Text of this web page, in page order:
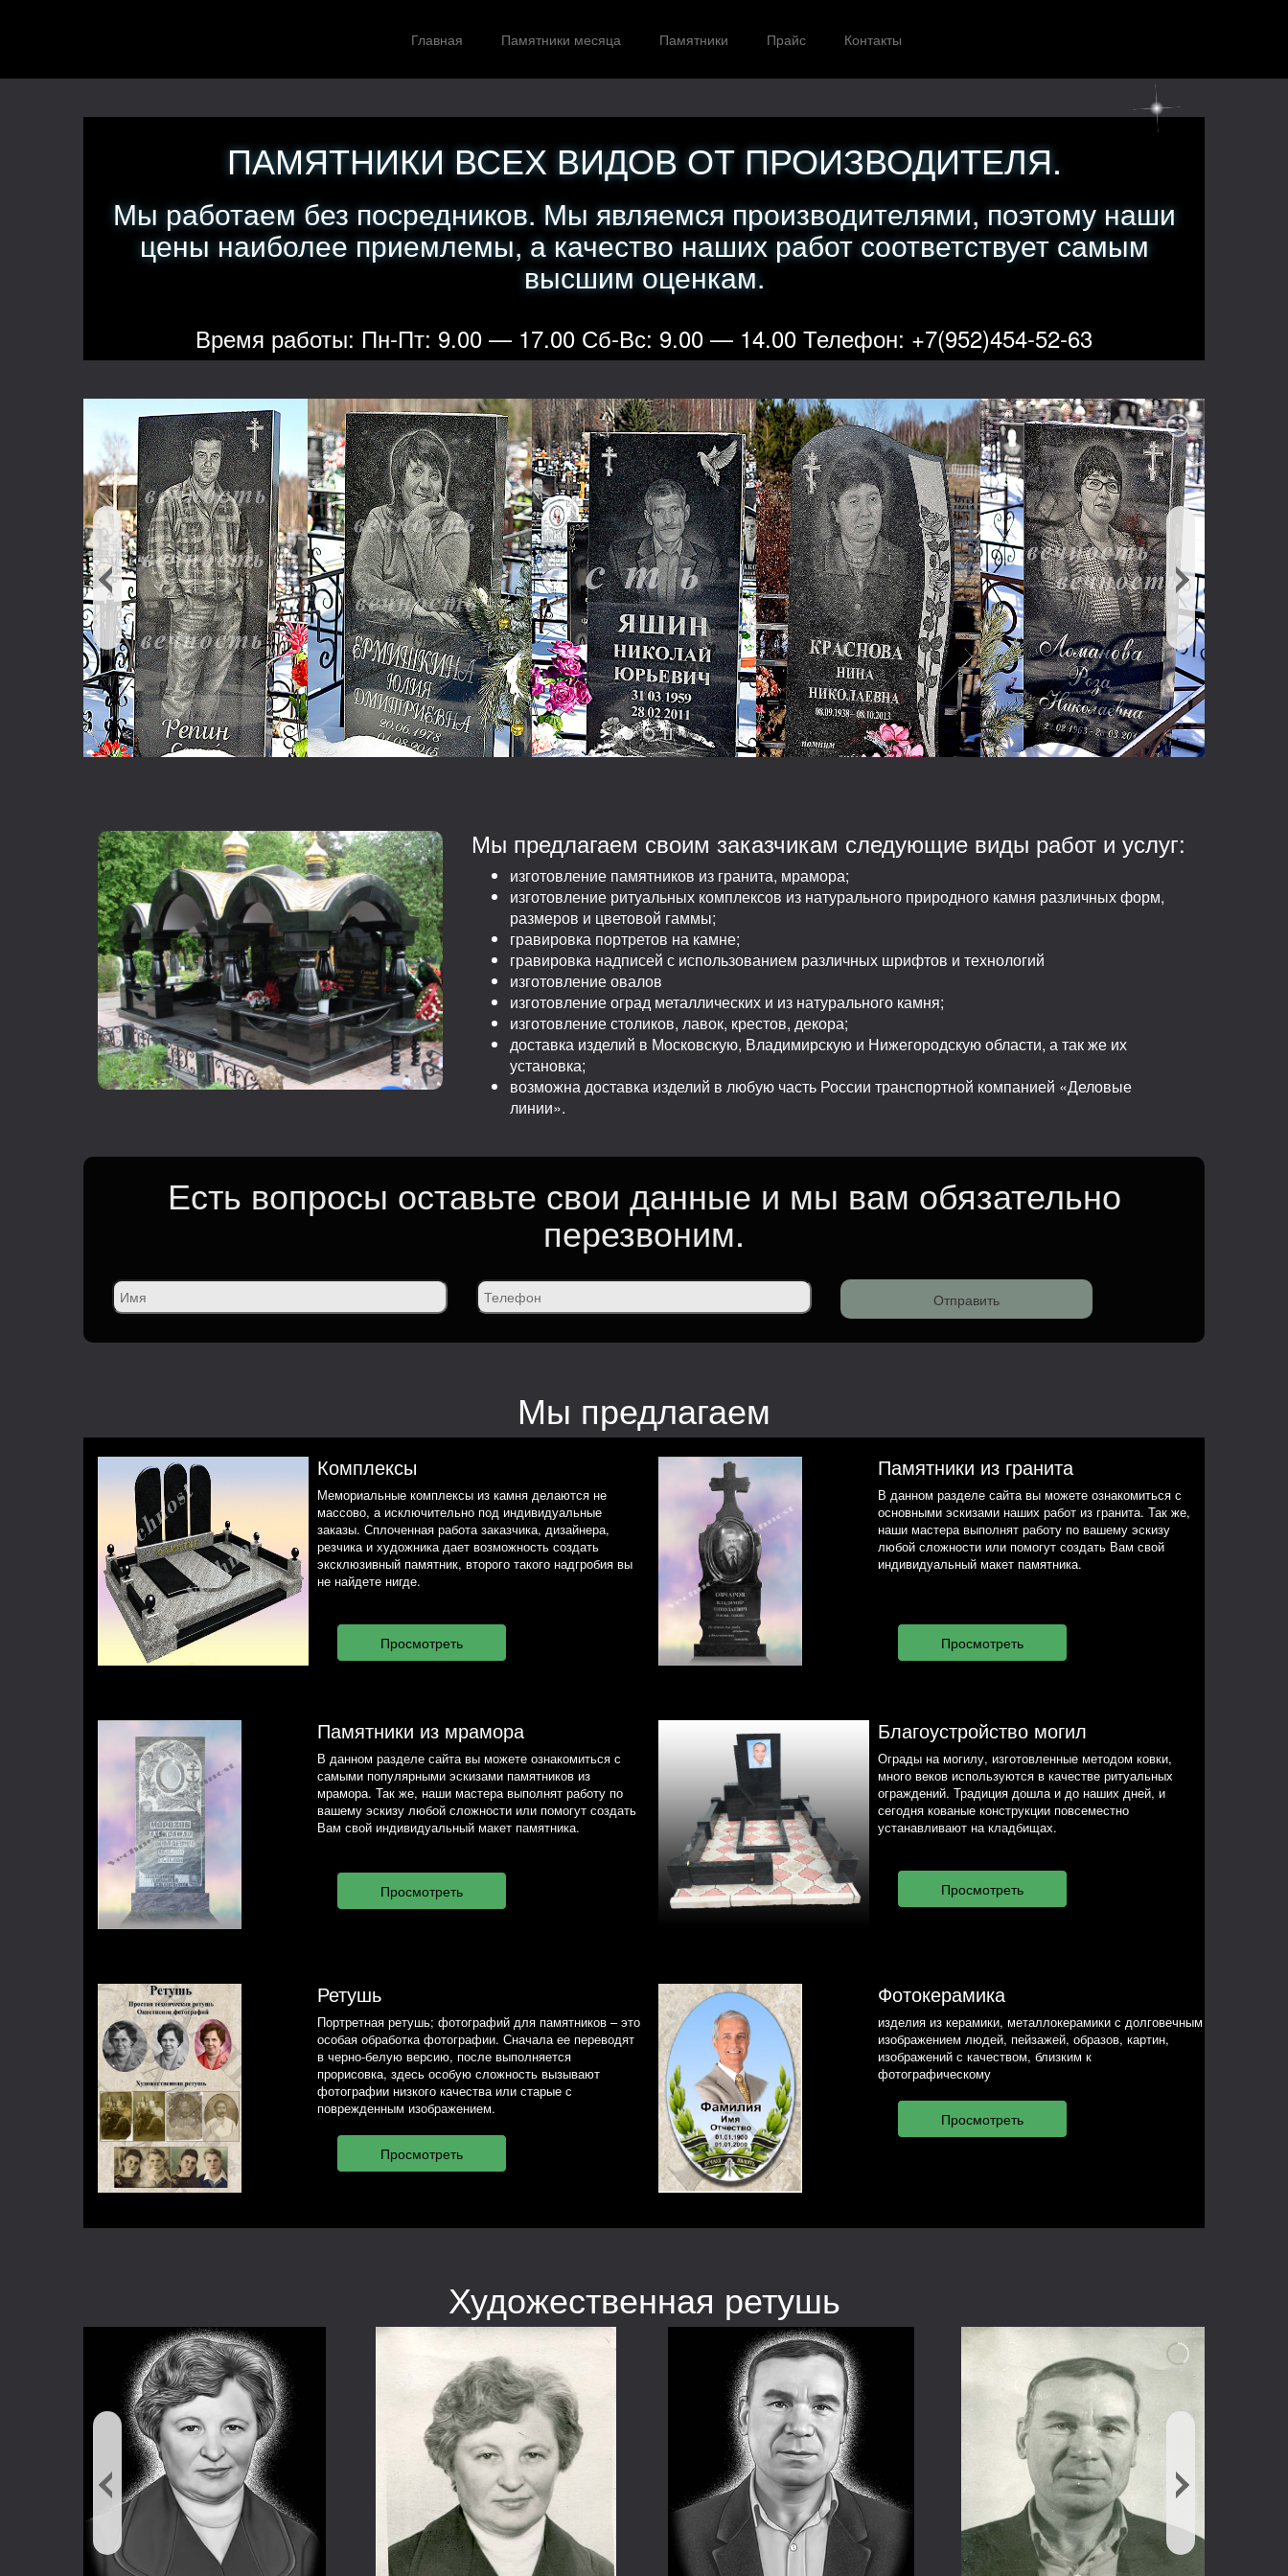
Главная Памятники месяца Памятники Прайс Контакты
ПАМЯТНИКИ ВСЕХ ВИДОВ ОТ ПРОИЗВОДИТЕЛЯ.
Мы работаем без посредников. Мы являемся производителями, поэтому наши
цены наиболее приемлемы, а качество наших работ соответствует самым
высшим оценкам.
Время работы: Пн-Пт: 9.00 — 17.00 Сб-Вс: 9.00 — 14.00 Телефон: +7(952)454-52-63
Мы предлагаем своим заказчикам следующие виды работ и услуг:
изготовление памятников из гранита, мрамора;
изготовление ритуальных комплексов из натурального природного камня различных форм,
размеров и цветовой гаммы;
гравировка портретов на камне;
гравировка надписей с использованием различных шрифтов и технологий
изготовление овалов
изготовление оград металлических и из натурального камня;
изготовление столиков, лавок, крестов, декора;
доставка изделий в Московскую, Владимирскую и Нижегородскую области, а так же их
установка;
возможна доставка изделий в любую часть России транспортной компанией «Деловые
линии».
Есть вопросы оставьте свои данные и мы вам обязательно
перезвоним.
Мы предлагаем
Комплексы
Мемориальные комплексы из камня делаются не
массово, а исключительно под индивидуальные
заказы. Сплоченная работа заказчика, дизайнера,
резчика и художника дает возможность создать
эксклюзивный памятник, второго такого надгробия вы
не найдете нигде.
Памятники из гранита
В данном разделе сайта вы можете ознакомиться с
основными эскизами наших работ из гранита. Так же,
наши мастера выполнят работу по вашему эскизу
любой сложности или помогут создать Вам свой
индивидуальный макет памятника.
Памятники из мрамора
В данном разделе сайта вы можете ознакомиться с
самыми популярными эскизами памятников из
мрамора. Так же, наши мастера выполнят работу по
вашему эскизу любой сложности или помогут создать
Вам свой индивидуальный макет памятника.
Благоустройство могил
Ограды на могилу, изготовленные методом ковки,
много веков используются в качестве ритуальных
ограждений. Традиция дошла и до наших дней, и
сегодня кованые конструкции повсеместно
устанавливают на кладбищах.
Ретушь
Портретная ретушь; фотографий для памятников – это
особая обработка фотографии. Сначала ее переводят
в черно-белую версию, после выполняется
прорисовка, здесь особую сложность вызывают
фотографии низкого качества или старые с
поврежденным изображением.
Фотокерамика
изделия из керамики, металлокерамики с долговечным
изображением людей, пейзажей, образов, картин,
изображений с качеством, близким к
фотографическому
Художественная ретушь